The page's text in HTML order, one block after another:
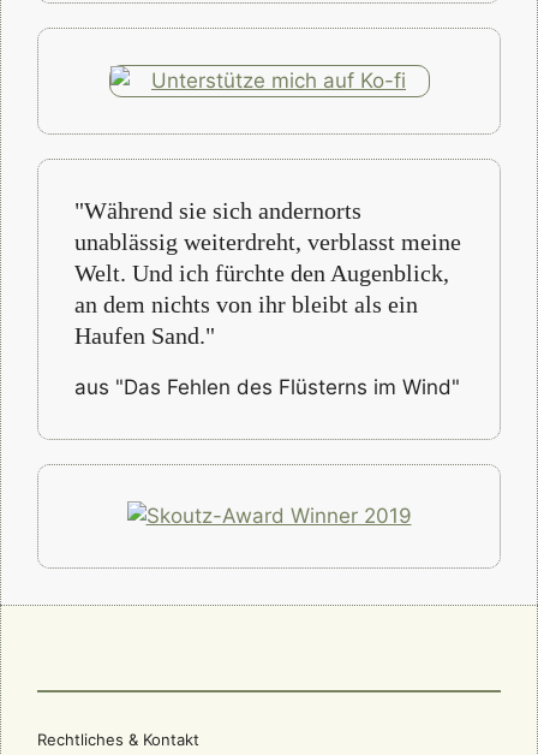
"Während sie sich andernorts
unablässig weiterdreht, verblasst meine
Welt. Und ich fürchte den Augenblick,
an dem nichts von ihr bleibt als ein
Haufen Sand."
aus "Das Fehlen des Flüsterns im Wind"
Rechtliches & Kontakt